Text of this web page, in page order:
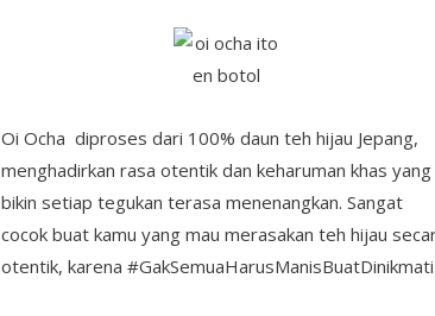
Oi Ocha diproses dari 100% daun teh hijau Jepang,
menghadirkan rasa otentik dan keharuman khas yang
bikin setiap tegukan terasa menenangkan. Sangat
cocok buat kamu yang mau merasakan teh hijau
otentik, karena #GakSemuaHarusManisBuatDinikmati.